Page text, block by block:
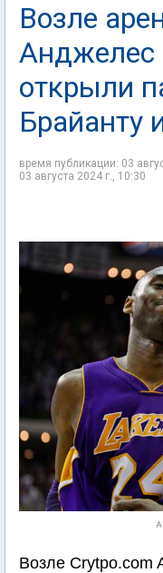
Возле
Анджелес
открыли
Брайанту
время публикации: 03
03 августа 2024 г., 10:30
Возле Crytpo.com